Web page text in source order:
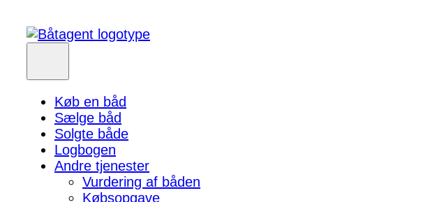
Køb en båd
Sælge båd
Solgte både
Logbogen
Andre tjenester
Vurdering af båden
Købsopgave